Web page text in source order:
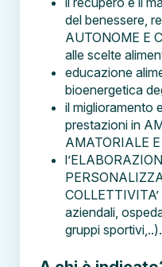
del benessere,
AUTONOME E
alle scelte
educazione
bioenergetica
il miglioramento
prestazioni in
AMATORIALE
aziendali,
gruppi sportivi,..).